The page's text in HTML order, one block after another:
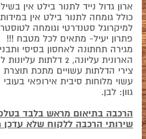
ארון גדול נייד לתנור בילט אין
כולל גומחה לתנור בילט אין
למיקרוגל סטנדרטי וגומחה לטוסטר
פתרון יעיל- מתאים לכל מטבח !!!
מגירה תחתונה לאחסון בסיסי
הארונית עליונה, 2 דלתות עליונות לאחסון .
צירי הדלתות עשויים מתכת תוצרת
עשוי מלוחות סיבית אירופאי בעובי 17 מ"מ מצופה מלמין יצוק
גוון: לבן.
שירותי הרכבה ללקוח שלא